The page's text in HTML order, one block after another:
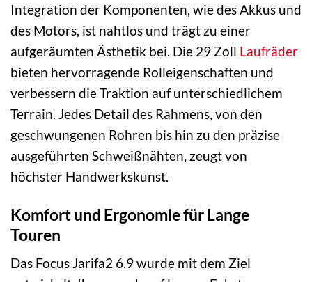
Integration der Komponenten, wie des Akkus und
des Motors, ist nahtlos und trägt zu einer
aufgeräumten Ästhetik bei. Die 29 Zoll Laufräder
bieten hervorragende Rolleigenschaften und
verbessern die Traktion auf unterschiedlichem
Terrain. Jedes Detail des Rahmens, von den
geschwungenen Rohren bis hin zu den präzise
ausgeführten Schweißnähten, zeugt von
höchster Handwerkskunst.
Komfort und Ergonomie für Lange
Touren
Das Focus Jarifa2 6.9 wurde mit dem Ziel